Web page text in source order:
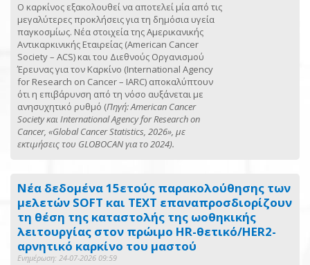
Ο καρκίνος εξακολουθεί να αποτελεί μία από τις
μεγαλύτερες προκλήσεις για τη δημόσια υγεία
παγκοσμίως. Νέα στοιχεία της Αμερικανικής
Αντικαρκινικής Εταιρείας (American Cancer
Society – ACS) και του Διεθνούς Οργανισμού
Έρευνας για τον Καρκίνο (International Agency
for Research on Cancer – IARC) αποκαλύπτουν
ότι η επιβάρυνση από τη νόσο αυξάνεται με
ανησυχητικό ρυθμό (Πηγή:American Cancer
Societyκαι InternationalAgencyforResearchon
Cancer, «GlobalCancerStatistics, 2026», με
εκτιμήσεις του GLOBOCANγια το 2024).
Νέα δεδομένα 15ετούς παρακολούθησης των
μελετών SOFT και TEXT επαναπροσδιορίζουν
τη θέση της καταστολής της ωοθηκικής
λειτουργίας στον πρώιμο HR-θετικό/HER2-
αρνητικό καρκίνο του μαστού
Ενημέρωση: 24-07-2026 09:59